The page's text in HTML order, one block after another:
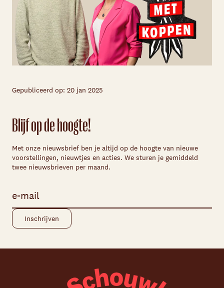
Gepubliceerd op: 20 jan 2025
Blijf op de hoogte!
Met onze nieuwsbrief ben je altijd op de hoogte van nieuwe
voorstellingen, nieuwtjes en acties. We sturen je gemiddeld
twee nieuwsbrieven per maand.